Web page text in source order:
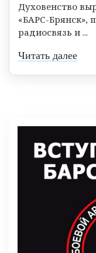
Духовенство
«БАРС-Брянск»,
радиосвязь и ...
Читать далее